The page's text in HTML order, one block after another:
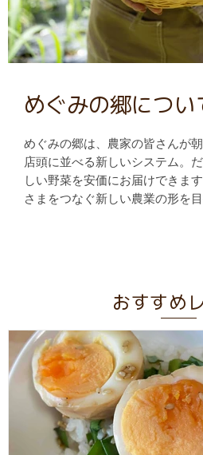
めぐみの郷につい
めぐみの郷は、農家の皆さんが
店頭に並べる新しいシステム。
しい野菜を安価にお届けできま
さまをつなぐ新しい農業の形を目
おすすめ